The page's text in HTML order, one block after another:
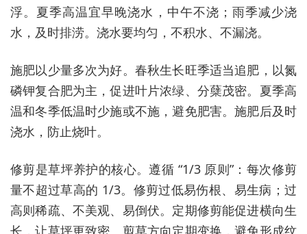
浮。夏季高温宜早晚浇水，中午不浇；雨季减少浇
水，及时排涝。浇水要均匀，不积水、不漏浇。
施肥以少量多次为好。春秋生长旺季适当追肥，以氮
磷钾复合肥为主，促进叶片浓绿、分蘖茂密。夏季高
温和冬季低温时少施或不施，避免肥害。施肥后及时
浇水，防止烧叶。
修剪是草坪养护的核心。遵循 “1/3 原则”：每次修剪
量不超过草高的 1/3。修剪过低易伤根、易生病；过
高则稀疏、不美观、易倒伏。定期修剪能促进横向生
长，让草坪更致密。剪草方向定期变换，避免形成纹